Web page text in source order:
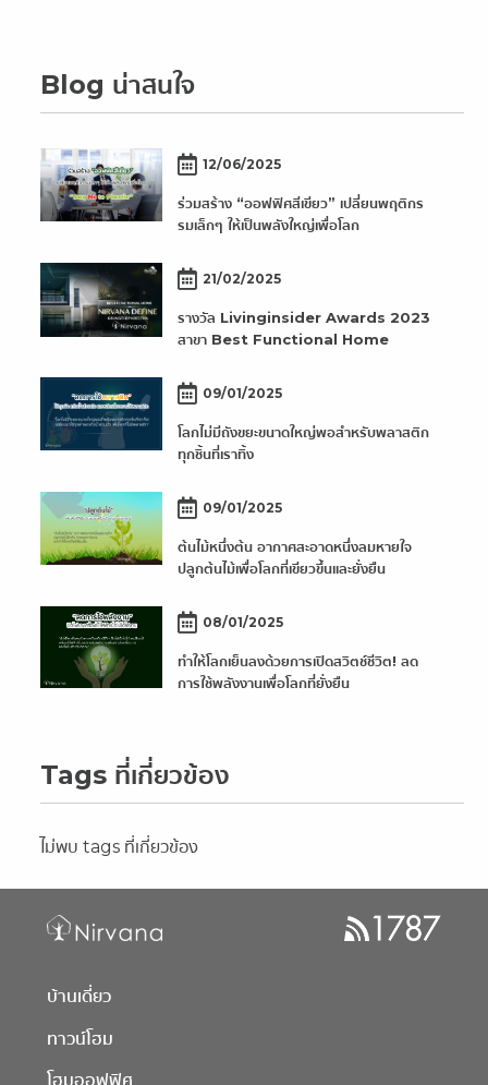
Blog น่าสนใจ
12/06/2025
ร่วมสร้าง “ออฟฟิศสีเขียว” เปลี่ยนพฤติกร
รมเล็กๆ ให้เป็นพลังใหญ่เพื่อโลก
21/02/2025
รางวัล Livinginsider Awards 2023
สาขา Best Functional Home
09/01/2025
โลกไม่มีถังขยะขนาดใหญ่พอสำหรับพลาสติก
ทุกชิ้นที่เราทิ้ง
09/01/2025
ต้นไม้หนึ่งต้น อากาศสะอาดหนึ่งลมหายใจ
ปลูกต้นไม้เพื่อโลกที่เขียวขึ้นและยั่งยืน
08/01/2025
ทำให้โลกเย็นลงด้วยการเปิดสวิตช์ชีวิต! ลด
การใช้พลังงานเพื่อโลกที่ยั่งยืน
Tags ที่เกี่ยวข้อง
ไม่พบ tags ที่เกี่ยวข้อง
บ้านเดี่ยว
ทาวน์โฮม
โฮมออฟฟิศ